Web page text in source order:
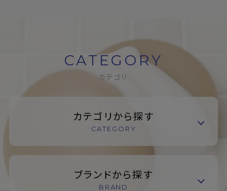
CATEGORY
カテゴリ
カテゴリから探す
CATEGORY
ブランドから探す
BRAND